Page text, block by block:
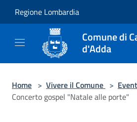
Regione Lombardia
Comune di
d'Adda
Home > Vivere il Comune >
Concerto gospel "Natale alle porte"